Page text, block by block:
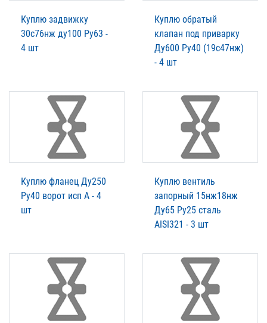
Куплю задвижку
30с76нж ду100 Ру63 -
4 шт
Куплю обратый
клапан под приварку
Ду600 Ру40 (19с47нж)
- 4 шт
Куплю фланец Ду250
Ру40 ворот исп А - 4
шт
Куплю вентиль
запорный 15нж18нж
Ду65 Pу25 сталь
AISI321 - 3 шт